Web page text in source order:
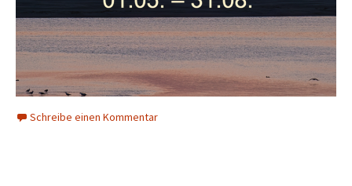
Schreibe einen Kommentar